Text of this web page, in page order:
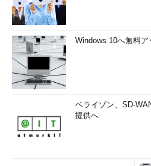
Windows 10へ無料
ベライゾン、SD-
提供へ